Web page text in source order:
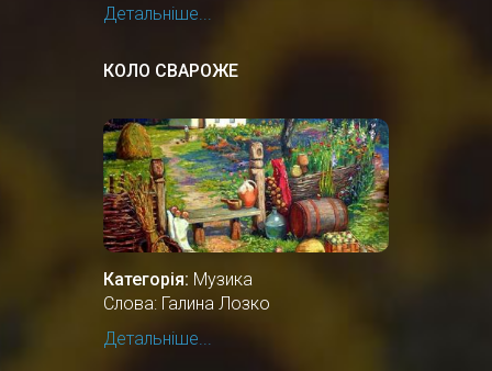
Детальніше...
КОЛО СВАРОЖЕ
Категорія: Музика
Слова: Галина Лозко
Детальніше...